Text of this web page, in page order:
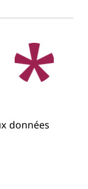
données